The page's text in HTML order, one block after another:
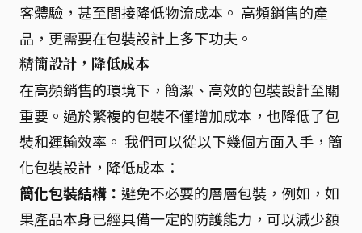
客體驗，甚至間接降低物流成本。 高頻銷售的產
品，更需要在包裝設計上多下功夫。
精簡設計，降低成本
在高頻銷售的環境下，簡潔、高效的包裝設計至關
重要。過於繁複的包裝不僅增加成本，也降低了包
裝和運輸效率。 我們可以從以下幾個方面入手，簡
化包裝設計，降低成本：
簡化包裝結構： 避免不必要的層層包裝，例如，如
果產品本身已經具備一定的防護能力，可以減少額